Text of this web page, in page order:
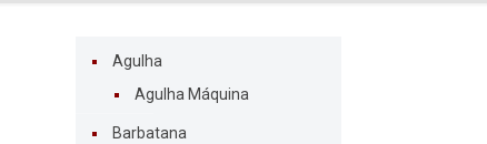
Agulha
Agulha Máquina
Barbatana